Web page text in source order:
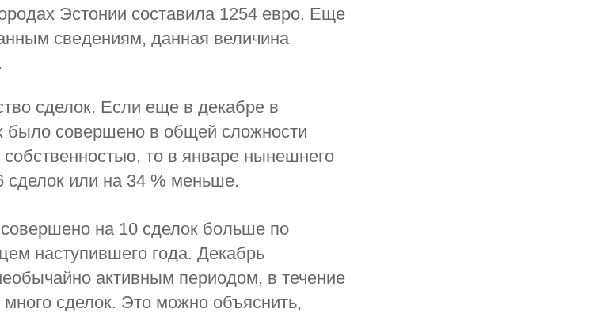
Эстонии составила 1254 евро. Еще
сведениям, данная величина
сделок. Если еще в декабре в
было совершено в общей сложности
собственностью, то в январе нынешнего
сделок или на 34 % меньше.
на 10 сделок больше по
наступившего года. Декабрь
активным периодом, в течение
сделок. Это можно объяснить,